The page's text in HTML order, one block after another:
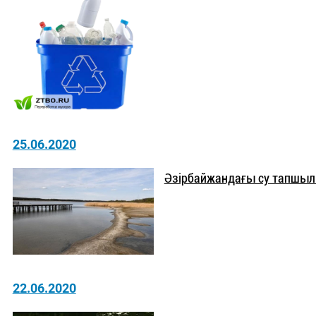
25.06.2020
Әзірбайжандағы су
22.06.2020